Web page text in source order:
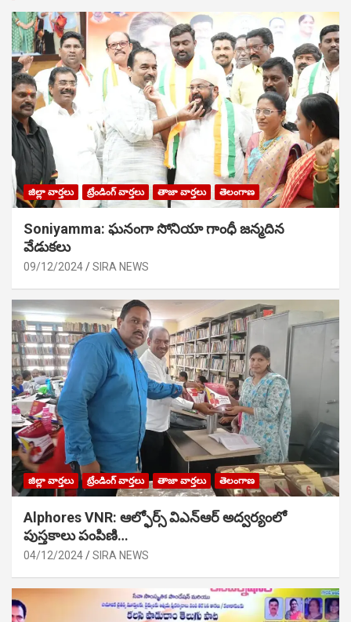
జిల్లా వార్తలు ట్రేండింగ్ వార్తలు తాజా వార్తలు తెలంగాణ
Soniyamma: ఘ‌నంగా సోనియా గాంధీ జ‌న్మ‌దిన
వేడుక‌లు
09/12/2024 SIRA NEWS
జిల్లా వార్తలు ట్రేండింగ్ వార్తలు తాజా వార్తలు తెలంగాణ
Alphores VNR: ఆల్ఫోర్స్ విఎన్ఆర్ అద్వర్యంలో
పుస్తకాలు పంపిణి…
04/12/2024 SIRA NEWS